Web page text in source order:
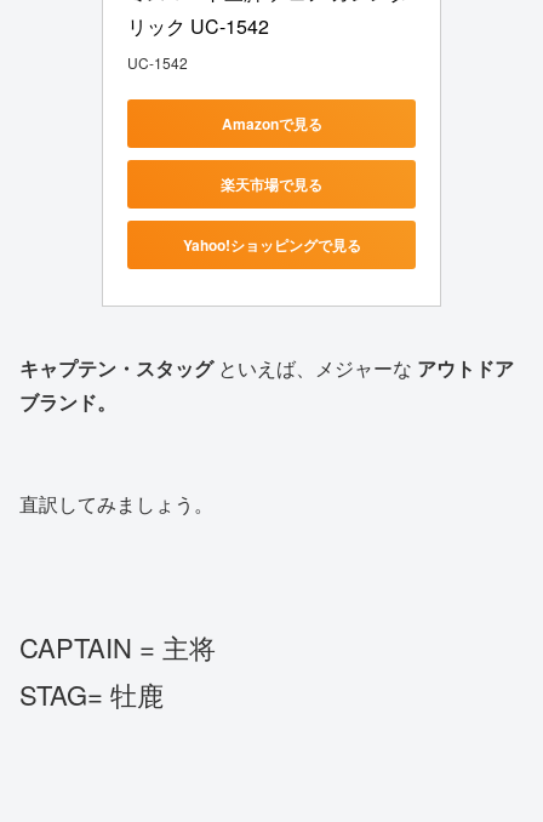
リック UC-1542
UC-1542
Amazonで見る
楽天市場で見る
Yahoo!ショッピングで見る
キャプテン・スタッグといえば、メジャーな アウトドア
ブランド。
直訳してみましょう。
CAPTAIN = 主将
STAG= 牡鹿